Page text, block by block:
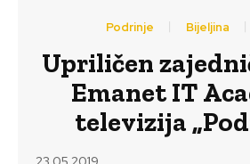
Podrinje Bijeljina
Upriličen
Emanet IT
televizija